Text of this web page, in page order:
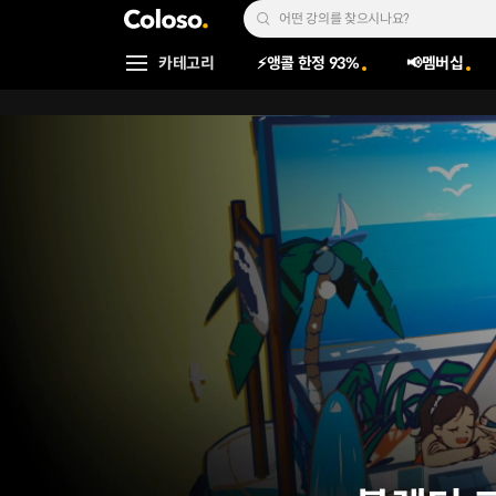
콜로소
Search Input
Coloso Menu
카테고리 ⚡앵콜 한정 93% 📢멤버십